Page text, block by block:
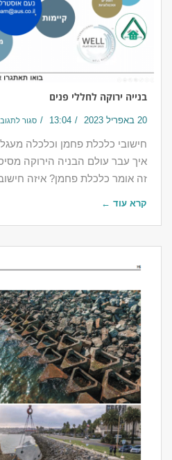
בנייה ירוקה לחללי פנים
20 באפריל 2023 13:04 סגור
חישובי כלכלת פחמן וכלכלה
איך עבר עולם הבניה הירוקה
זה אומר כלכלת פחמן? איזה
קרא עוד ←